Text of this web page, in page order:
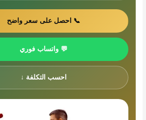
📞 احصل على سعر واضح
💬 واتساب فوري
احسب التكلفة ↓